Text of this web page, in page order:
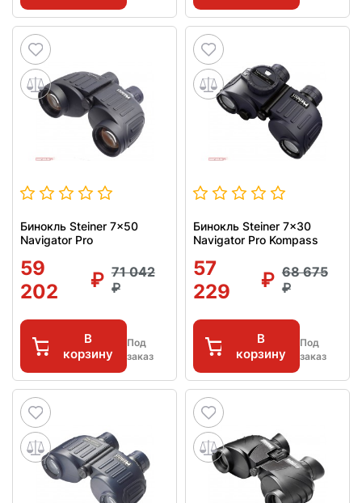
Бинокль Steiner 7x50
Navigator Pro
59
202
71 042
В
корзину
Под
заказ
Бинокль Steiner 7x30
Navigator Pro Kompass
57
229
68 675
В
корзину
Под
заказ